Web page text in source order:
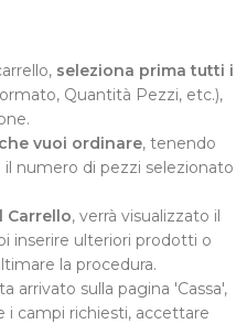
seleziona prima tutti i
Quantità Pezzi, etc.),
vuoi ordinare, tenendo
numero di pezzi selezionato
Carrello, verrà visualizzato il
inserire ulteriori prodotti o
la procedura.
arrivato sulla pagina 'Cassa',
i campi richiesti, accettare